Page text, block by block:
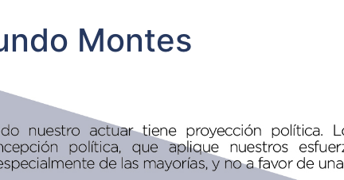
Montes